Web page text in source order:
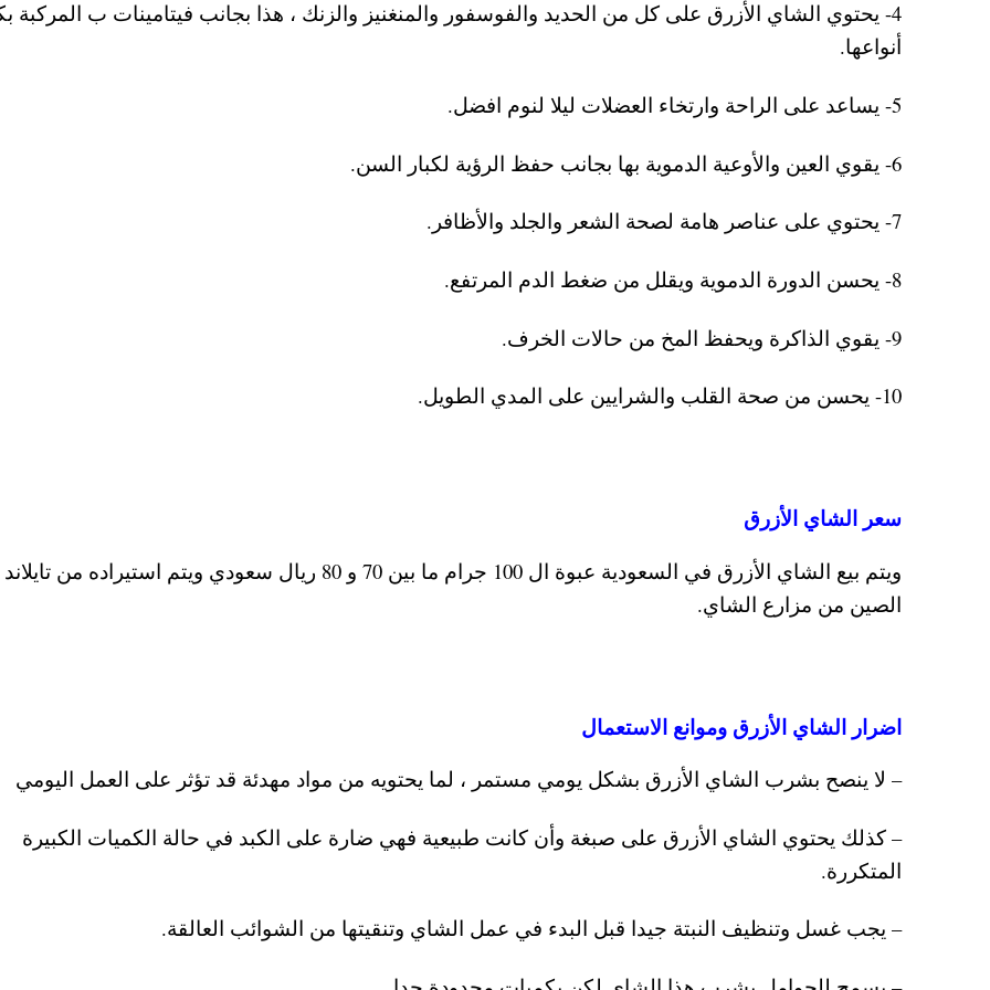
4- يحتوي الشاي الأزرق على كل من الحديد والفوسفور والمنغنيز والزنك ، هذا بجانب فيتامينات ب المركبة
أنواعها.
5- يساعد على الراحة وارتخاء العضلات ليلا لنوم افضل.
6- يقوي العين والأوعية الدموية بها بجانب حفظ الرؤية لكبار السن.
7- يحتوي على عناصر هامة لصحة الشعر والجلد والأظافر.
8- يحسن الدورة الدموية ويقلل من ضغط الدم المرتفع.
9- يقوي الذاكرة ويحفظ المخ من حالات الخرف.
10- يحسن من صحة القلب والشرايين على المدي الطويل.
سعر الشاي الأزرق
ويتم بيع الشاي الأزرق في السعودية عبوة ال 100 جرام ما بين 70 و 80 ريال سعودي ويتم استيراده من
الصين من مزارع الشاي.
اضرار الشاي الأزرق وموانع الاستعمال
– لا ينصح بشرب الشاي الأزرق بشكل يومي مستمر ، لما يحتويه من مواد مهدئة قد تؤثر على العمل اليومي
– كذلك يحتوي الشاي الأزرق على صبغة وأن كانت طبيعية فهي ضارة على الكبد في حالة الكميات الكبيرة
المتكررة.
– يجب غسل وتنظيف النبتة جيدا قبل البدء في عمل الشاي وتنقيتها من الشوائب العالقة.